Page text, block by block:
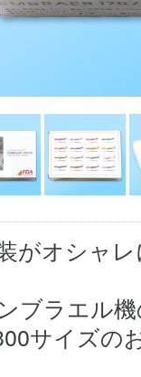
がオシャ
ブラエル
サイズの